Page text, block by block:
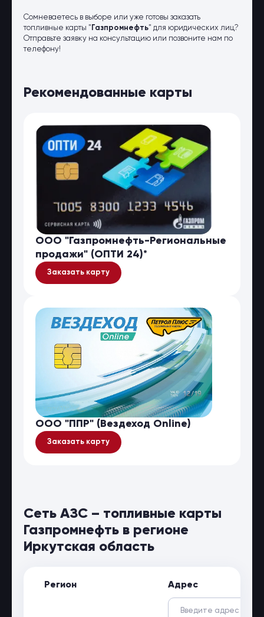
Сомневаетесь в выборе или уже готовы заказать
топливные карты " Газпромнефть" для юридических лиц?
Отправьте заявку на консультацию или позвоните нам по
телефону!
Рекомендованные карты
ООО "Газпромнефть-Региональные
продажи" (ОПТИ 24)*
Заказать карту
ООО "ППР" (Вездеход Online)
Заказать карту
Сеть АЗС – топливные карты
Газпромнефть в регионе
Иркутская область
Регион Адрес